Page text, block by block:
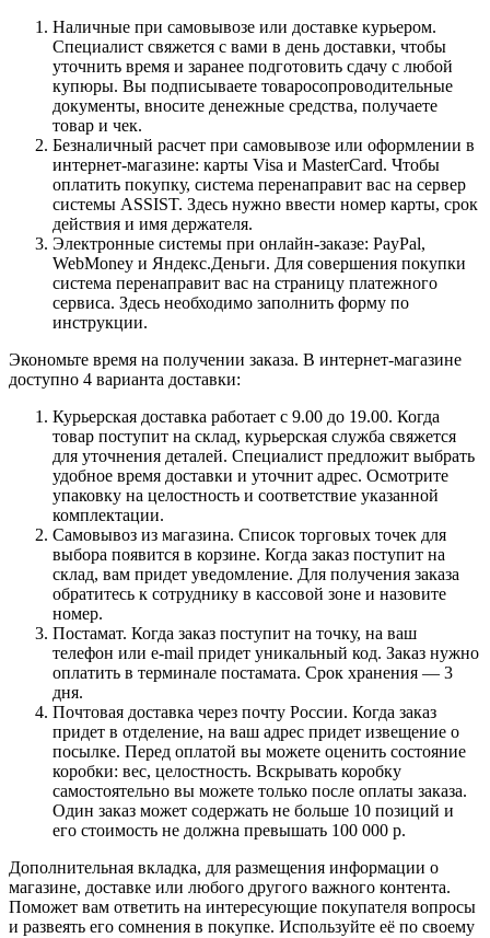
Наличные при самовывозе или доставке курьером.
Специалист свяжется с вами в день доставки, чтобы
уточнить время и заранее подготовить сдачу с любой
купюры. Вы подписываете товаросопроводительные
документы, вносите денежные средства, получаете
товар и чек.
Безналичный расчет при самовывозе или оформлении в
интернет-магазине: карты Visa и MasterCard. Чтобы
оплатить покупку, система перенаправит вас на сервер
системы ASSIST. Здесь нужно ввести номер карты, срок
действия и имя держателя.
Электронные системы при онлайн-заказе: PayPal,
WebMoney и Яндекс.Деньги. Для совершения покупки
система перенаправит вас на страницу платежного
сервиса. Здесь необходимо заполнить форму по
инструкции.
Экономьте время на получении заказа. В интернет-магазине
доступно 4 варианта доставки:
Курьерская доставка работает с 9.00 до 19.00. Когда
товар поступит на склад, курьерская служба свяжется
для уточнения деталей. Специалист предложит выбрать
удобное время доставки и уточнит адрес. Осмотрите
упаковку на целостность и соответствие указанной
комплектации.
Самовывоз из магазина. Список торговых точек для
выбора появится в корзине. Когда заказ поступит на
склад, вам придет уведомление. Для получения заказа
обратитесь к сотруднику в кассовой зоне и назовите
номер.
Постамат. Когда заказ поступит на точку, на ваш
телефон или e-mail придет уникальный код. Заказ нужно
оплатить в терминале постамата. Срок хранения — 3
дня.
Почтовая доставка через почту России. Когда заказ
придет в отделение, на ваш адрес придет извещение о
посылке. Перед оплатой вы можете оценить состояние
коробки: вес, целостность. Вскрывать коробку
самостоятельно вы можете только после оплаты заказа.
Один заказ может содержать не больше 10 позиций и
его стоимость не должна превышать 100 000 р.
Дополнительная вкладка, для размещения информации о
магазине, доставке или любого другого важного контента.
Поможет вам ответить на интересующие покупателя вопросы
и развеять его сомнения в покупке. Используйте её по своему